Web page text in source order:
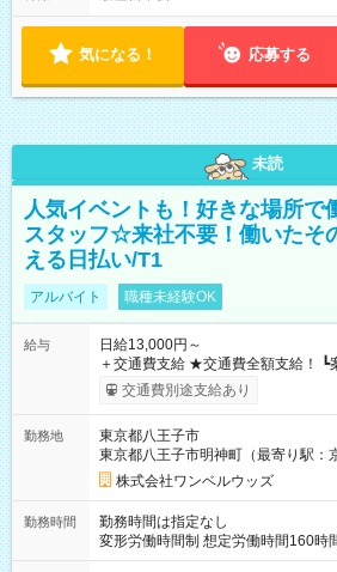
気になる！ 応募する
未読
人気イベントも！好きな場所で
スタッフ☆来社不要！働いたそ
える日払い/T1
アルバイト 職種未経験OK
給与
日給13,000円～
＋交通費支給 ★交通費全額支給！ ┗案件により規定あり ★日払
いOK！（規定あり） ┗働いたその
ンビニATMから 日払い分を引き落とせます！ 【
交通費別途支給あり
勤務地
東京都八王子市
東京都八王子市明神町（最寄り駅：
株式会社ワンベルウッズ
勤務時間
勤務時間は指定なし
変形労働時間制 想定労働時間160時間/月 【シフト例】 ・
～21：00